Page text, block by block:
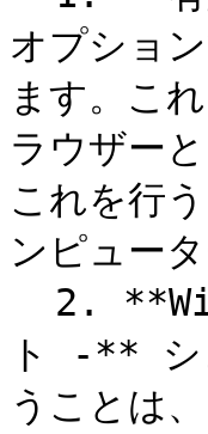
オプショ
ます。こ
ラウザー
これを行
ンピュー
ト -** シ
うことは